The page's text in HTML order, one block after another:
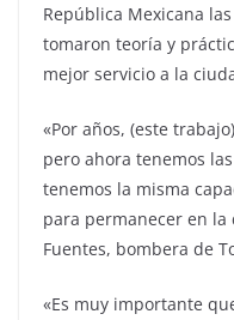
República Mexicana
tomaron teoría y
mejor servicio a la
«Por años, (este
pero ahora tenemos
tenemos la misma
para permanecer en la
Fuentes, bombera de
«Es muy importante